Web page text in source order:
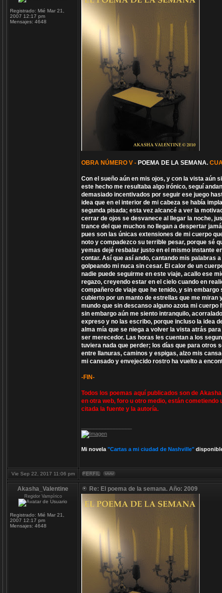
Registrado: Mié Mar 21,
2007 12:17 pm
Mensajes: 4648
OBRA NÚMERO V - POEMA DE LA SEMANA.
Con el sueño aún en mis ojos, y con la vista aún
este hecho me resultaba algo irónico, seguí
demasiado incentivados por seguir ese juego
idea que en el interior de mi cabeza se había
segunda pisada; esta vez alcancé a ver la
cerrar de ojos se desvanece al llegar la noche,
trance del que muchos no llegan a despertar
pues son las únicas extensiones de mi cuerpo
noto y compadezco su terrible pesar, porque sé
yemas dejé resbalar justo en el mismo instante
contar. Así que así ando, cantando mis palabras
golpeando mi nuca sin cesar. El calor de un
nadie puede seguirme en este viaje, acallo ese
regazo, creyendo estar en el cielo cuando en
compañero de viaje que he tenido, y sin
cubierto por un manto de estrellas que me miran
mundo que sin descanso alguno azota mi
sin embargo aún me siento intranquilo,
expreso y no las escribo, porque incluso la idea
alma mía que se niega a volver la vista atrás
ser merecedor. Las horas les cuentan a los
tuviera nada que perder; los días que para otros
entre llanuras, caminos y espigas, alzo mis
mi cansado y envejecido rostro ha vuelto a
-FIN-
Todos los poemas aquí publicados son de
en otra web, foro u otro medio, están
citada la fuente y la autoría.
Mi novela "Cartas a mi ciudad de Nashville"
Vie Sep 22, 2017 11:06 pm
Akasha_Valentine
Regidor Vampírico
Registrado: Mié Mar 21,
2007 12:17 pm
Mensajes: 4648
Re: El poema de la semana. Año: 2009